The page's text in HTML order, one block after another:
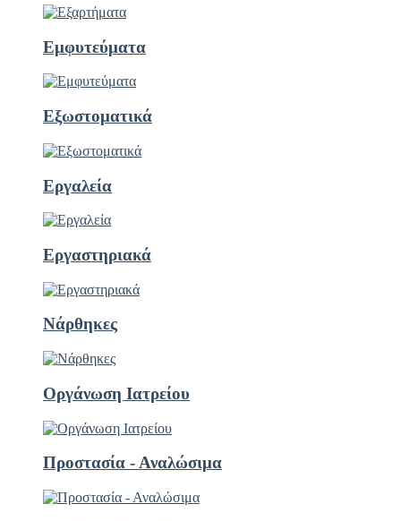
Εμφυτεύματα
Εξωστοματικά
Εργαλεία
Εργαστηριακά
Νάρθηκες
Οργάνωση Ιατρείου
Προστασία - Αναλώσιμα